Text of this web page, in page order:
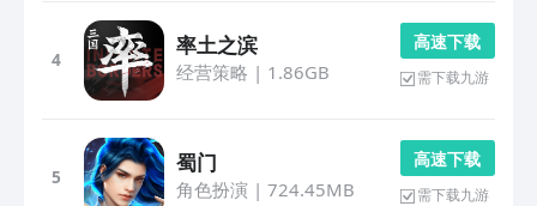
4
率土之滨
经营策略 | 1.86GB
高 速 下 载
需下载九游
5
蜀门
角色扮演 | 724.45MB
高 速 下 载
需下载九游